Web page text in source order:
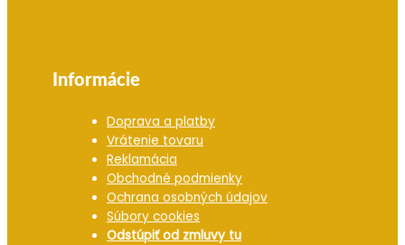
Informácie
Doprava a platby
Vrátenie tovaru
Reklamácia
Obchodné podmienky
Ochrana osobných údajov
Súbory cookies
Odstúpiť od zmluvy tu